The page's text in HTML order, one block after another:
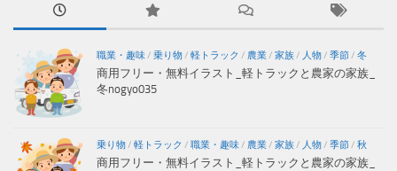
職業・趣味/ 乗り物/ 軽トラック / 農業/ 家族/ 人物/ 季節/ 冬
商用フリー・無料イラスト_軽トラックと農家の家族_
冬nogyo035
乗り物/ 軽トラック / 職業・趣味/ 農業/ 家族/ 人物/ 季節/ 秋
商用フリー・無料イラスト_軽トラックと農家の家族_